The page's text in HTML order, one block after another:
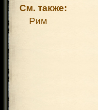
См. также:
Рим